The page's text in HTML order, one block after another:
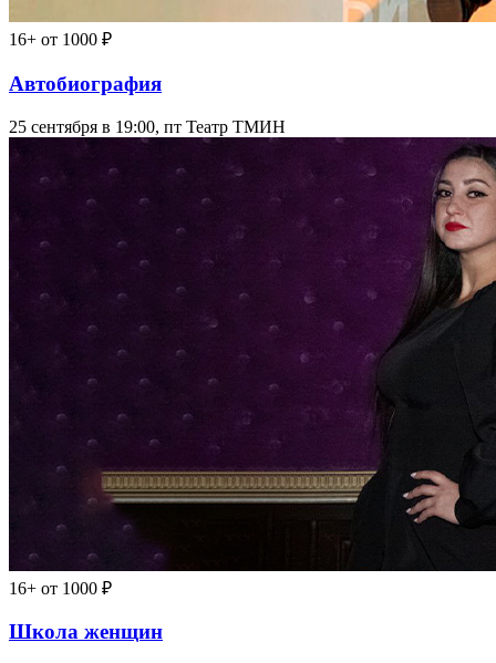
16+ от 1000 ₽
Автобиография
25 сентября в 19:00, пт Театр ТМИН
16+ от 1000 ₽
Школа женщин